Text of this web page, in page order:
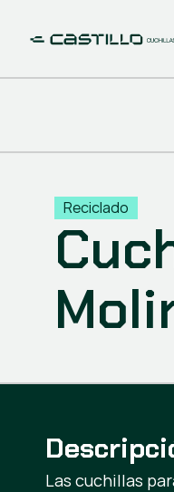
Reciclado
Las cuchillas